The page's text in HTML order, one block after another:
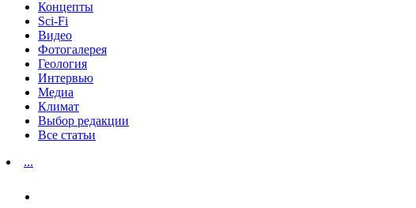
Концепты
Sci-Fi
Видео
Фотогалерея
Геология
Интервью
Медиа
Климат
Выбор редакции
Все статьи
...